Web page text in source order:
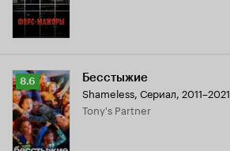
Рейтинг
Кинопоиска
8.6
8.6 Бесстыжие
Shameless, Сериал, 2011–2021
Tony's Partner